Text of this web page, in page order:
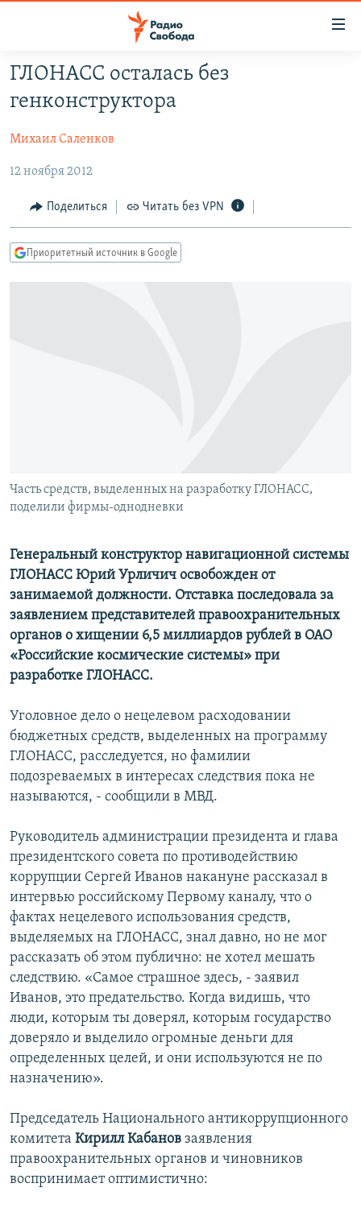
упрощенного
доступа
содержанию
Вернутся
главной
навигации
Вернутся
АВТОРСКИЕ ПРОЕКТЫ
ЦИТАТЫ СВОБОДЫ
МНЕНИЯ
КУЛЬТУРА
IDEL.РЕАЛИИ
Все сайты РСЕ/РС
ГЛОНАСС осталась без
генконструктора
Михаил Саленков
12 ноября 2012
Поделиться Читать без VPN
Приоритетный источник в Google
Часть средств, выделенных на разработку ГЛОНАСС,
поделили фирмы-однодневки
Генеральный конструктор навигационной системы
ГЛОНАСС Юрий Урличич освобожден от
занимаемой должности. Отставка последовала за
заявлением представителей правоохранительных
органов о хищении 6,5 миллиардов рублей в ОАО
«Российские космические системы» при
разработке ГЛОНАСС.
Уголовное дело о нецелевом расходовании
бюджетных средств, выделенных на программу
ГЛОНАСС, расследуется, но фамилии
подозреваемых в интересах следствия пока не
называются, - сообщили в МВД.
Руководитель администрации президента и глава
президентского совета по противодействию
коррупции Сергей Иванов накануне рассказал в
интервью российскому Первому каналу, что о
фактах нецелевого использования средств,
выделяемых на ГЛОНАСС, знал давно, но не мог
рассказать об этом публично: не хотел мешать
следствию. «Самое страшное здесь, - заявил
Иванов, это предательство. Когда видишь, что
люди, которым ты доверял, которым государство
доверяло и выделило огромные деньги для
определенных целей, и они используются не по
назначению».
Председатель Национального антикоррупционного
комитета Кирилл Кабанов заявления
правоохранительных органов и чиновников
воспринимает оптимистично: